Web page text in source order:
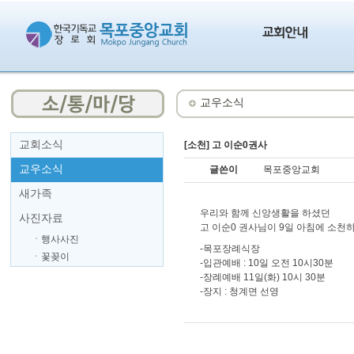
교회소식
교우소식
새가족
사진자료
ㆍ행사사진
ㆍ꽃꽂이
교우소식
[소천] 고 이순0권사
글쓴이 목포중앙교회
우리와 함께 신앙생활을 하셨던
고 이순0 권사님이 9일 아침에 소천
-목포장례식장
-입관예배 : 10일 오전 10시30분
-장례예배 11일(화) 10시 30분
-장지 : 청계면 선영